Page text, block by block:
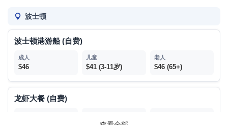
波士顿
波士顿港游船 (自费)
$46 $41 (3-11岁) $46 (65+)
龙虾大餐 (自费)